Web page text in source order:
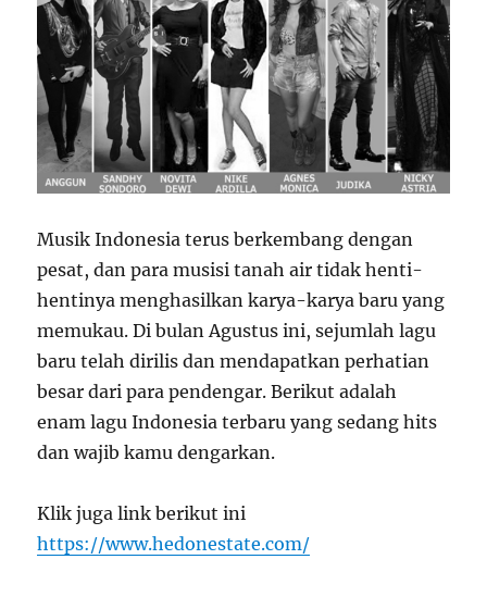
Musik Indonesia terus berkembang dengan
pesat, dan para musisi tanah air tidak henti-
hentinya menghasilkan karya-karya baru yang
memukau. Di bulan Agustus ini, sejumlah lagu
baru telah dirilis dan mendapatkan perhatian
besar dari para pendengar. Berikut adalah
enam lagu Indonesia terbaru yang sedang hits
dan wajib kamu dengarkan.
Klik juga link berikut ini
https://www.hedonestate.com/